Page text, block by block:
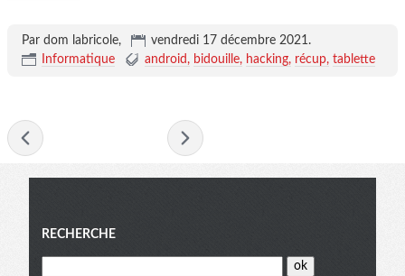
Par dom labricole, vendredi 17 décembre 2021.
Informatique
android bidouille hacking récup tablette
Menu
RECHERCHE